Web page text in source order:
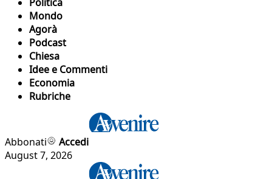
Mondo
Agorà
Podcast
Chiesa
Idee e Commenti
Economia
Rubriche
Abbonati
Accedi
August 7, 2026